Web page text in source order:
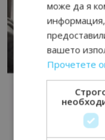
може да я
вашето
Прочетете